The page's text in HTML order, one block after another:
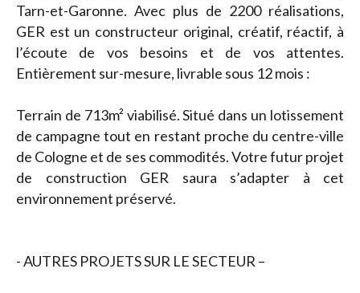
Tarn-et-Garonne. Avec plus de 2200 réalisations,
GER est un constructeur original, créatif, réactif, à
l’écoute de vos besoins et de vos attentes.
Entièrement sur-mesure, livrable sous 12 mois :
Terrain de 713m² viabilisé. Situé dans un lotissement
de campagne tout en restant proche du centre-ville
de Cologne et de ses commodités. Votre futur projet
de construction GER saura s’adapter à cet
environnement préservé.
- AUTRES PROJETS SUR LE SECTEUR –